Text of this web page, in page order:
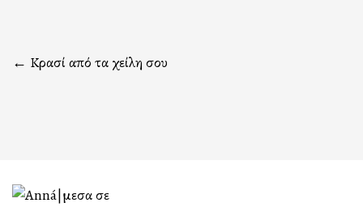
Πλοήγηση
← Κρασί από τα χείλη σου